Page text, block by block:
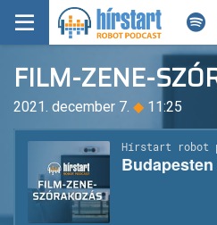
KEZDŐLAP
FRISS HÍREK
TECH HÍREK
FILM-ZENE-SZÓRAKOZÁS
FILM-ZENE-
2021. december 7. ◆ 11:25